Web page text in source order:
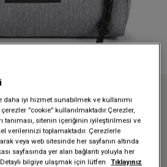
Kutuları
GREY KALEM KUTUSU
SINGLE SUNDAY
KUTUSU
daha iyi hizmet sunabilmek ve kullanımı
”cookie” kullanılmaktadır.Çerezler,
tanıması, sitenin içeriğinin iyileştirilmesi ve
verilerinizi toplamaktadır. Çerezlerle
veya web sitesinde her sayfanın altında
sayfasında yer alan bağlantı yoluyla her
bilgiye ulaşmak için lütfen
Tıklayınız